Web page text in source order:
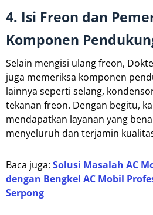
4. Isi Freon dan
Komponen
Selain mengisi ulang freon,
juga memeriksa komponen
lainnya seperti selang,
tekanan freon. Dengan begitu,
mendapatkan layanan yang
menyeluruh dan terjamin
Baca juga: Solusi Masalah AC
dengan Bengkel AC Mobil
Serpong